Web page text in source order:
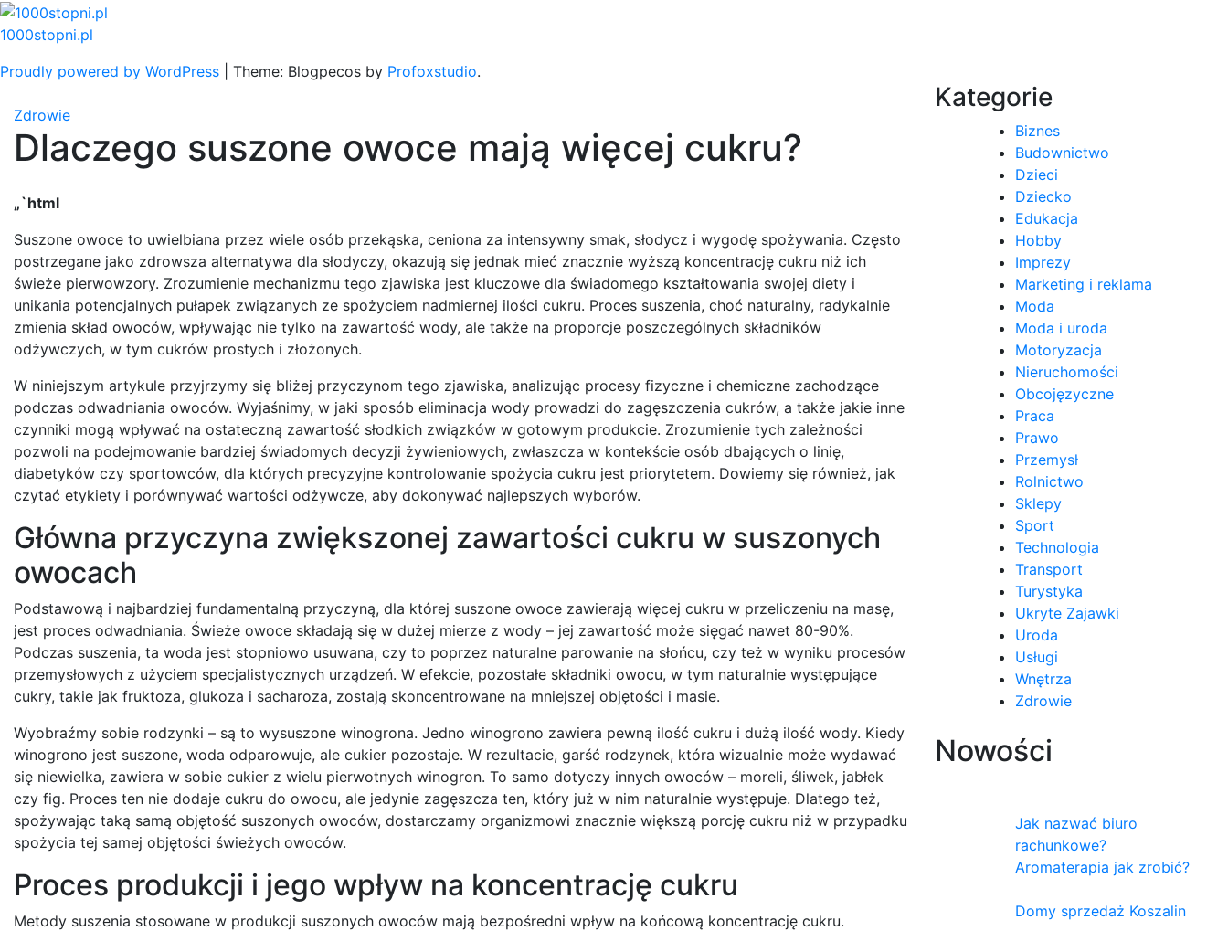
Skip
to
1000stopni.pl
Proudly powered by WordPress
Theme: Blogpecos by Profoxstudio.
Zdrowie
Dlaczego suszone owoce mają więcej cukru?
„`html
Suszone owoce to uwielbiana przez wiele osób przekąska, ceniona za intensywny smak, słodycz i wygodę spożywania. Często
postrzegane jako zdrowsza alternatywa dla słodyczy, okazują się jednak mieć znacznie wyższą koncentrację cukru niż ich
świeże pierwowzory. Zrozumienie mechanizmu tego zjawiska jest kluczowe dla świadomego kształtowania swojej diety i
unikania potencjalnych pułapek związanych ze spożyciem nadmiernej ilości cukru. Proces suszenia, choć naturalny, radykalnie
zmienia skład owoców, wpływając nie tylko na zawartość wody, ale także na proporcje poszczególnych składników
odżywczych, w tym cukrów prostych i złożonych.
W niniejszym artykule przyjrzymy się bliżej przyczynom tego zjawiska, analizując procesy fizyczne i chemiczne zachodzące
podczas odwadniania owoców. Wyjaśnimy, w jaki sposób eliminacja wody prowadzi do zagęszczenia cukrów, a także jakie inne
czynniki mogą wpływać na ostateczną zawartość słodkich związków w gotowym produkcie. Zrozumienie tych zależności
pozwoli na podejmowanie bardziej świadomych decyzji żywieniowych, zwłaszcza w kontekście osób dbających o linię,
diabetyków czy sportowców, dla których precyzyjne kontrolowanie spożycia cukru jest priorytetem. Dowiemy się również, jak
czytać etykiety i porównywać wartości odżywcze, aby dokonywać najlepszych wyborów.
Główna przyczyna zwiększonej zawartości cukru w suszonych
owocach
Podstawową i najbardziej fundamentalną przyczyną, dla której suszone owoce zawierają więcej cukru w przeliczeniu na masę,
jest proces odwadniania. Świeże owoce składają się w dużej mierze z wody – jej zawartość może sięgać nawet 80-90%.
Podczas suszenia, ta woda jest stopniowo usuwana, czy to poprzez naturalne parowanie na słońcu, czy też w wyniku procesów
przemysłowych z użyciem specjalistycznych urządzeń. W efekcie, pozostałe składniki owocu, w tym naturalnie występujące
cukry, takie jak fruktoza, glukoza i sacharoza, zostają skoncentrowane na mniejszej objętości i masie.
Wyobraźmy sobie rodzynki – są to wysuszone winogrona. Jedno winogrono zawiera pewną ilość cukru i dużą ilość wody. Kiedy
winogrono jest suszone, woda odparowuje, ale cukier pozostaje. W rezultacie, garść rodzynek, która wizualnie może wydawać
się niewielka, zawiera w sobie cukier z wielu pierwotnych winogron. To samo dotyczy innych owoców – moreli, śliwek, jabłek
czy fig. Proces ten nie dodaje cukru do owocu, ale jedynie zagęszcza ten, który już w nim naturalnie występuje. Dlatego też,
spożywając taką samą objętość suszonych owoców, dostarczamy organizmowi znacznie większą porcję cukru niż w przypadku
spożycia tej samej objętości świeżych owoców.
Proces produkcji i jego wpływ na koncentrację cukru
Metody suszenia stosowane w produkcji suszonych owoców mają bezpośredni wpływ na końcową koncentrację cukru.
Kategorie
Biznes
Budownictwo
Dzieci
Dziecko
Edukacja
Hobby
Imprezy
Marketing i reklama
Moda
Moda i uroda
Motoryzacja
Nieruchomości
Obcojęzyczne
Praca
Prawo
Przemysł
Rolnictwo
Sklepy
Sport
Technologia
Transport
Turystyka
Ukryte Zajawki
Uroda
Usługi
Wnętrza
Zdrowie
Nowości
Jak nazwać biuro
rachunkowe?
Aromaterapia jak zrobić?
Domy sprzedaż Koszalin